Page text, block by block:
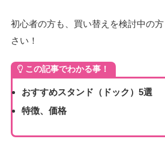
初心者の方も、買い替えを検討中の
さい！
この記事でわかる事！
おすすめスタンド（ドック）5選
特徴、価格